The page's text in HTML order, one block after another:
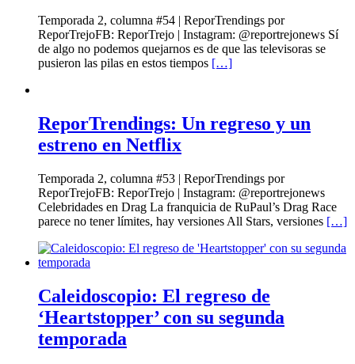
Temporada 2, columna #54 | ReporTrendings por
ReporTrejoFB: ReporTrejo | Instagram: @reportrejonews Sí
de algo no podemos quejarnos es de que las televisoras se
pusieron las pilas en estos tiempos […]
ReporTrendings: Un regreso y un
estreno en Netflix
Temporada 2, columna #53 | ReporTrendings por
ReporTrejoFB: ReporTrejo | Instagram: @reportrejonews
Celebridades en Drag La franquicia de RuPaul’s Drag Race
parece no tener límites, hay versiones All Stars, versiones […]
Caleidoscopio: El regreso de
‘Heartstopper’ con su segunda
temporada